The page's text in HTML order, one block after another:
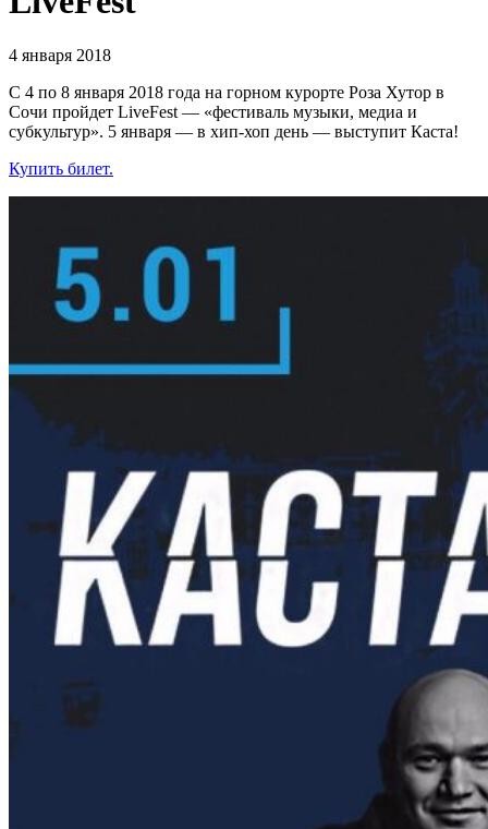
4 января 2018
С 4 по 8 января 2018 года на горном курорте Роза Хутор в
Сочи пройдет LiveFest — «фестиваль музыки, медиа и
субкультур». 5 января — в хип-хоп день — выступит Каста!
Купить билет.